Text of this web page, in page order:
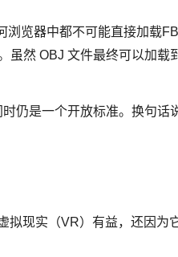
浏览器中都不可能直接加载
虽然 OBJ 文件最终可以加载
仍是一个开放标准。换句话
拟现实（VR）有益，还因为